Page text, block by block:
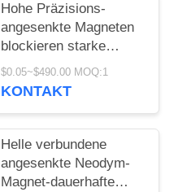
Hohe Präzisions-
angesenkte Magneten
blockieren starke
Magneten mit Loch
$0.05~$490.00 MOQ:1
KONTAKT
Helle verbundene
angesenkte Neodym-
Magnet-dauerhafte